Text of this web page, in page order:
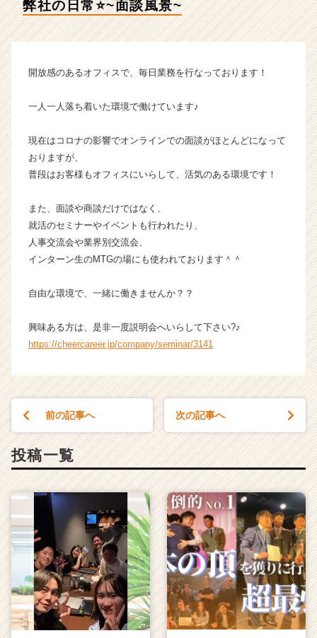
ベ
ー・
企
か
ス
ト
が
届
く
活
ト
チ
キ
ャ
（C
e
a
r
e
e
r）
弊社の日常⭐️~面談風景~
開放感のあるオフィスで、毎日業務を行なっております！
一人一人落ち着いた環境で働けています♪
現在はコロナの影響でオンラインでの面談がほとんどになって
おりますが、
普段はお客様もオフィスにいらして、活気のある環境です！
また、面談や商談だけではなく、
就活のセミナーやイベントも行われたり、
人事交流会や業界別交流会、
インターン生のMTGの場にも使われております＾＾
自由な環境で、一緒に働きませんか？？
興味ある方は、是非一度説明会へいらして下さい?♪
https://cheercareer.jp/company/seminar/3141
前の記事へ 次の記事へ
投稿一覧